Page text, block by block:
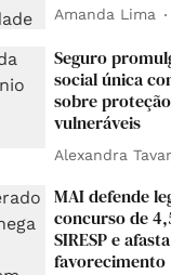
Amanda Lima
Seguro
social única
sobre
vulneráveis
Alexandra
MAI defende
concurso de
SIRESP e
favorecimento